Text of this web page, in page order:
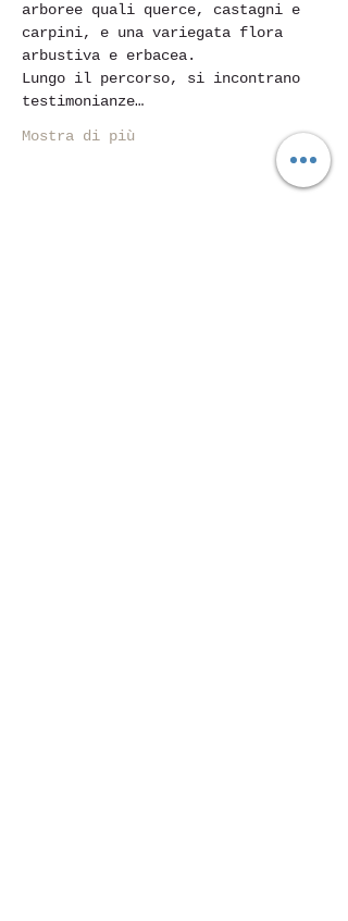
arboree quali querce, castagni e
carpini, e una variegata flora
arbustiva e erbacea.
Lungo il percorso, si incontrano
testimonianze…
Mostra di più